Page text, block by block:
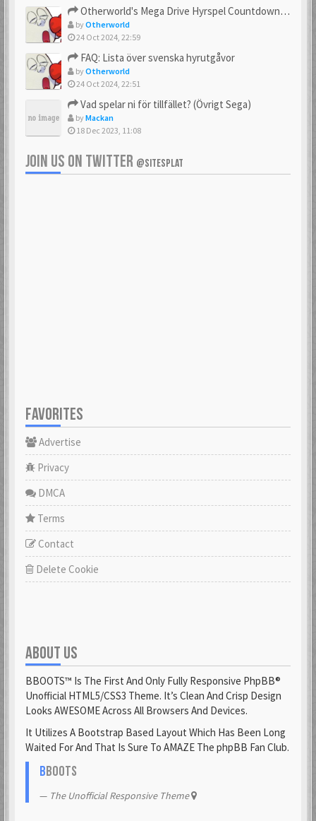
Otherworld's Mega Drive Hyrspel Countdown Tråd!
byOtherworld
24 Oct 2024, 22:59
FAQ: Lista över svenska hyrutgåvor
byOtherworld
24 Oct 2024, 22:51
Vad spelar ni för tillfället? (Övrigt Sega)
byMackan
18 Dec 2023, 11:08
JOIN US ON TWITTER @SITESPLAT
FAVORITES
Advertise
Privacy
DMCA
Terms
Contact
Delete Cookie
ABOUT US
BBOOTS™ Is The First And Only Fully Responsive PhpBB®
Unofficial HTML5/CSS3 Theme. It’s Clean And Crisp Design
Looks AWESOME Across All Browsers And Devices.
It Utilizes A Bootstrap Based Layout Which Has Been Long
Waited For And That Is Sure To AMAZE The phpBB Fan Club.
BBOOTS
The Unofficial Responsive Theme